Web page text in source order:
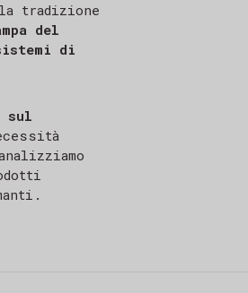
tradizione
del
di
sul